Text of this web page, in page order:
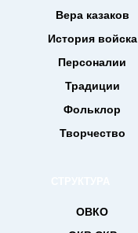
Вера казаков
История войска
Персоналии
Традиции
Фольклор
Творчество
ОВКО